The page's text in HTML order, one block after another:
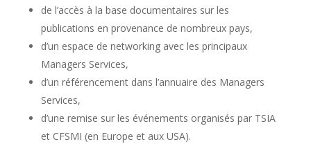
de l’accès à la base documentaires sur les
publications en provenance de nombreux pays,
d’un espace de networking avec les principaux
Managers Services,
d’un référencement dans l’annuaire des Managers
Services,
d’une remise sur les événements organisés par TSIA
et CFSMI (en Europe et aux USA).